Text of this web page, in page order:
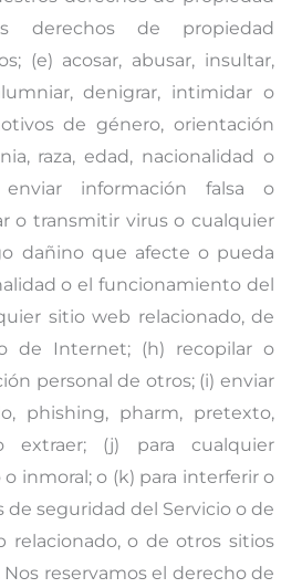
derechos de propiedad
(e) acosar, abusar, insultar,
denigrar, intimidar o
de género, orientación
raza, edad, nacionalidad o
enviar información falsa o
o transmitir virus o cualquier
dañino que afecte o pueda
o el funcionamiento del
sitio web relacionado, de
de Internet; (h) recopilar o
personal de otros; (i) enviar
phishing, pharm, pretexto,
extraer; (j) para cualquier
inmoral; o (k) para interferir o
de seguridad del Servicio o de
relacionado, o de otros sitios
reservamos el derecho de